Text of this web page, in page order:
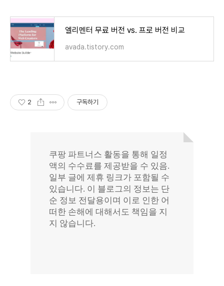
엘리멘터 무료 버전 vs. 프로 버전 비교
avada.tistory.com
2 구독하기